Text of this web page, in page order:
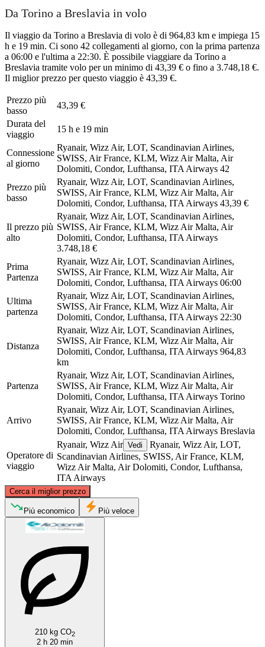
Da Torino a Breslavia in volo
Il viaggio da Torino a Breslavia di volo è di 964,83 km e impiega 15
h e 19 min. Ci sono 42 collegamenti al giorno, con la prima partenza
a 06:00 e l'ultima a 22:30. È possibile viaggiare da Torino a
Breslavia tramite volo per un minimo di 43,39 € o fino a 3.748,18 €.
Il miglior prezzo per questo viaggio è 43,39 €.
Prezzo più
basso
43,39 €
Durata del
viaggio
15 h e 19 min
Connessione
al giorno
Ryanair, Wizz Air, LOT, Scandinavian Airlines,
SWISS, Air France, KLM, Wizz Air Malta, Air
Dolomiti, Condor, Lufthansa, ITA Airways 42
Prezzo più
basso
Ryanair, Wizz Air, LOT, Scandinavian Airlines,
SWISS, Air France, KLM, Wizz Air Malta, Air
Dolomiti, Condor, Lufthansa, ITA Airways 43,39 €
Il prezzo più
alto
Ryanair, Wizz Air, LOT, Scandinavian Airlines,
SWISS, Air France, KLM, Wizz Air Malta, Air
Dolomiti, Condor, Lufthansa, ITA Airways
3.748,18 €
Prima
Partenza
Ryanair, Wizz Air, LOT, Scandinavian Airlines,
SWISS, Air France, KLM, Wizz Air Malta, Air
Dolomiti, Condor, Lufthansa, ITA Airways 06:00
Ultima
partenza
Ryanair, Wizz Air, LOT, Scandinavian Airlines,
SWISS, Air France, KLM, Wizz Air Malta, Air
Dolomiti, Condor, Lufthansa, ITA Airways 22:30
Distanza
Ryanair, Wizz Air, LOT, Scandinavian Airlines,
SWISS, Air France, KLM, Wizz Air Malta, Air
Dolomiti, Condor, Lufthansa, ITA Airways 964,83
km
Partenza
Ryanair, Wizz Air, LOT, Scandinavian Airlines,
SWISS, Air France, KLM, Wizz Air Malta, Air
Dolomiti, Condor, Lufthansa, ITA Airways Torino
Arrivo
Ryanair, Wizz Air, LOT, Scandinavian Airlines,
SWISS, Air France, KLM, Wizz Air Malta, Air
Dolomiti, Condor, Lufthansa, ITA Airways Breslavia
Operatore di
viaggio
Ryanair, Wizz Air Vedi
Ryanair, Wizz Air, LOT,
Scandinavian Airlines, SWISS, Air France, KLM,
Wizz Air Malta, Air Dolomiti, Condor, Lufthansa,
ITA Airways
Cerca il miglior prezzo
Più economico Più veloce
210 kg CO2
2 h 20 min